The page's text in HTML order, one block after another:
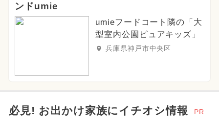
ンドumie
umieフードコート隣の「大
型室内公園ピュアキッズ」
兵庫県神戸市中央区
必見! お出かけ家族にイチオシ情報 PR